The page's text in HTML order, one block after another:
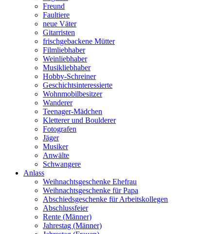
Freund
Faultiere
neue Väter
Gitarristen
frischgebackene Mütter
Filmliebhaber
Weinliebhaber
Musikliebhaber
Hobby-Schreiner
Geschichtsinteressierte
Wohnmobilbesitzer
Wanderer
Teenager-Mädchen
Kletterer und Boulderer
Fotografen
Jäger
Musiker
Anwälte
Schwangere
Anlass
Weihnachtsgeschenke Ehefrau
Weihnachtsgeschenke für Papa
Abschiedsgeschenke für Arbeitskollegen
Abschlussfeier
Rente (Männer)
Jahrestag (Männer)